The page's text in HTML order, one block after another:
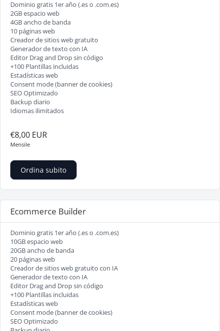
Dominio gratis 1er año (.es o .com.es)
2GB espacio web
4GB ancho de banda
10 páginas web
Creador de sitios web gratuito
Generador de texto con IA
Editor Drag and Drop sin código
+100 Plantillas incluidas
Estadísticas web
Consent mode (banner de cookies)
SEO Optimizado
Backup diario
Idiomas ilimitados
€8,00 EUR
Mensile
Ordina subito
Ecommerce Builder
Dominio gratis 1er año (.es o .com.es)
10GB espacio web
20GB ancho de banda
20 páginas web
Creador de sitios web gratuito con IA
Generador de texto con IA
Editor Drag and Drop sin código
+100 Plantillas incluidas
Estadísticas web
Consent mode (banner de cookies)
SEO Optimizado